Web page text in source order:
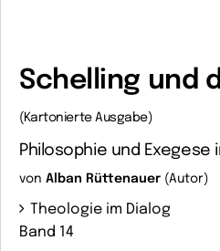
Schelling und
(Kartonierte Ausgabe)
Philosophie und Exegese
von Alban Rüttenauer (Autor)
Theologie im Dialog
Band 14